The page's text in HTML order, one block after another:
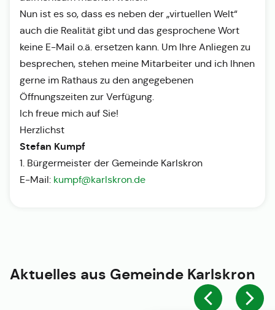
Nun ist es so, dass es neben der „virtuellen Welt“
auch die Realität gibt und das gesprochene Wort
keine E-Mail o.ä. ersetzen kann. Um Ihre Anliegen zu
besprechen, stehen meine Mitarbeiter und ich Ihnen
gerne im Rathaus zu den angegebenen
Öffnungszeiten zur Verfügung.
Ich freue mich auf Sie!
Herzlichst
Stefan Kumpf
1. Bürgermeister der Gemeinde Karlskron
E-Mail: kumpf@karlskron.de
Aktuelles aus Gemeinde Karlskron